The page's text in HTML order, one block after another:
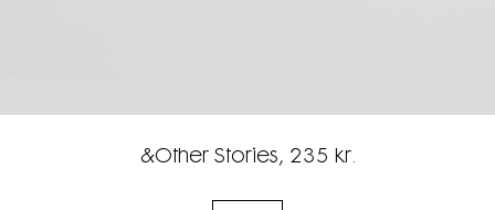
&Other Stories, 235 kr.